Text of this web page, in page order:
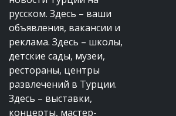
русском. Здесь – ваши
объявления, вакансии и
реклама. Здесь – школы,
детские сады, музеи,
рестораны, центры
развлечений в Турции.
Здесь – выставки,
концерты, мастер-